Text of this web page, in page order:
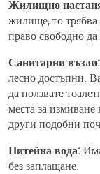
Жилищно
жилище, то трябва
право свободно
Санитарни възли:
лесно достъпни.
да ползвате
места за
други подобни
Питейна вода:
без заплащане.